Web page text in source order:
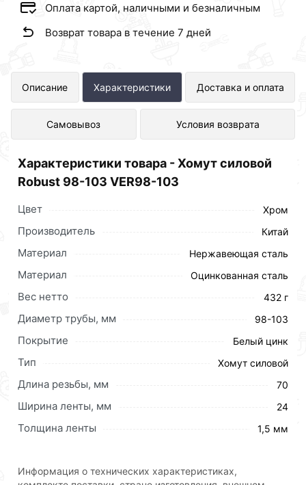
Оплата картой, наличными и безналичным
Возврат товара в течение 7 дней
Описание Характеристики Доставка и оплата
Самовывоз Условия возврата
Хомут силовой Robust 98-103
VER98-103 представлен в интернет-
магазине Сантехника по отличной
толстостенных шлангов, гидро-пневмоприводов
буровой техники и др. Эти скобы применяются для
Характеристики товара - Хомут силовой
Robust 98-103 VER98-103
Цвет Хром
Производитель Китай
Материал Нержавеющая сталь
Материал Оцинкованная сталь
Вес нетто 432 г
Диаметр трубы, мм 98-103
Покрытие Белый цинк
Тип Хомут силовой
Длина резьбы, мм 70
Ширина ленты, мм 24
Толщина ленты 1,5 мм
Информация о технических характеристиках,